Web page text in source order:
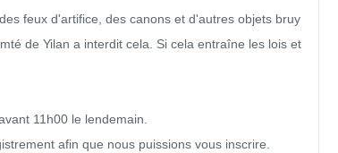
feux d'artifice, des canons et d'autres objets bruy
de Yilan a interdit cela. Si cela entraîne les lois et
11h00 le lendemain.
afin que nous puissions vous inscrire.